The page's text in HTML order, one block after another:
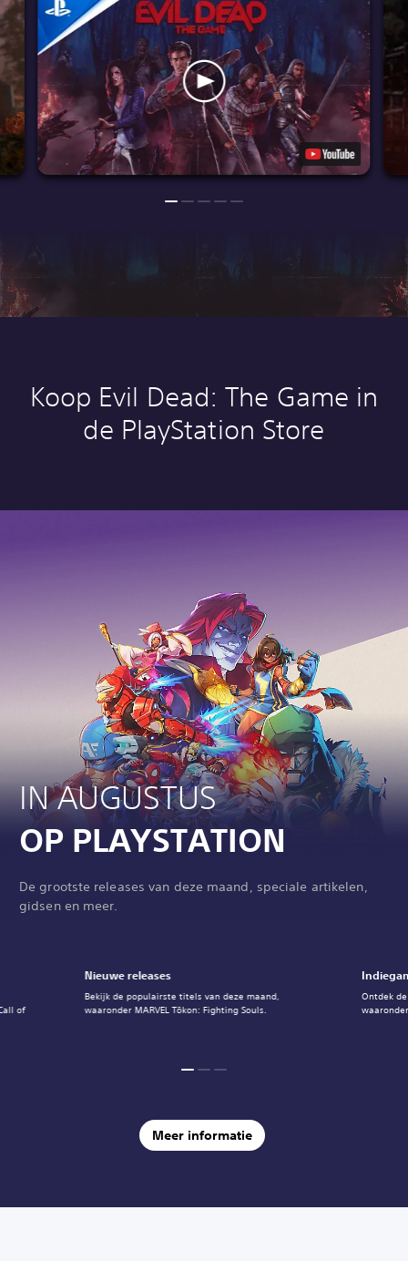
Koop Evil Dead: The Game in
de PlayStation Store
IN AUGUSTUS
OP PLAYSTATION
De grootste releases van deze maand, speciale artikelen,
gidsen en meer.
Nieuwe releases
Bekijk de populairste titels van deze maand,
waaronder MARVEL Tōkon: Fighting Souls.
Ontdek
of
Meer informatie